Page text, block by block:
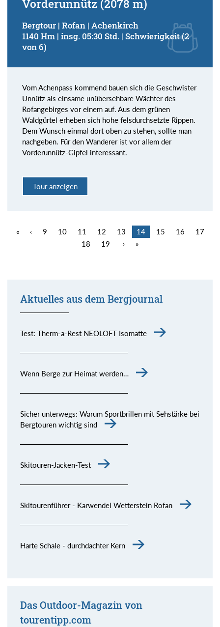
Vorderunnütz (2078 m)
Bergtour | Rofan | Achenkirch
1140 Hm | insg. 05:30 Std. | Schwierigkeit (2
von 6)
Vom Achenpass kommend bauen sich die Geschwister
Unnütz als einsame unübersehbare Wächter des
Rofangebirges vor einem auf. Aus dem grünen
Waldgürtel erheben sich hohe felsdurchsetzte Rippen.
Dem Wunsch einmal dort oben zu stehen, sollte man
nachgeben. Für den Wanderer ist vor allem der
Vorderunnütz-Gipfel interessant.
Tour anzeigen
« ‹ 9 10 11 12 13 14 15 16
17
18
19 › »
Aktuelles aus dem Bergjournal
Test: Therm-a-Rest NEOLOFT Isomatte
Wenn Berge zur Heimat werden…
Sicher unterwegs: Warum Sportbrillen mit Sehstärke bei
Bergtouren wichtig sind
Skitouren-Jacken-Test
Skitourenführer - Karwendel Wetterstein Rofan
Harte Schale - durchdachter Kern
Das Outdoor-Magazin von
tourentipp.com